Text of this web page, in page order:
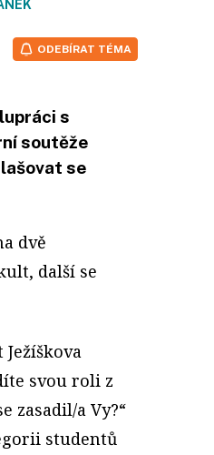
ODEBÍRAT TÉMA
s
soutěže
se
dvě
další se
svou roli z
zasadil/a Vy?“
studentů